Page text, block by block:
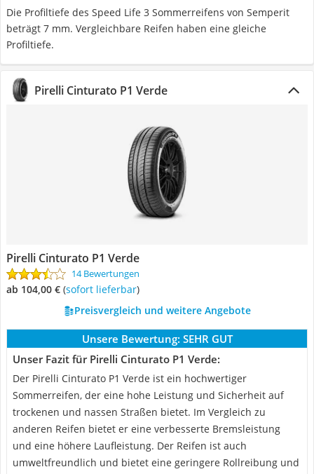
Die Profiltiefe des Speed Life 3 Sommerreifens von Semperit
beträgt 7 mm. Vergleichbare Reifen haben eine gleiche
Profiltiefe.
Pirelli Cinturato P1 Verde
Pirelli Cinturato P1 Verde
14 Bewertungen
ab 104,00 € ( Sofort lieferbar)
Preisvergleich und weitere Angebote
Unsere Bewertung: SEHR GUT
Unser Fazit für Pirelli Cinturato P1 Verde:
Der Pirelli Cinturato P1 Verde ist ein hochwertiger
Sommerreifen, der eine hohe Leistung und Sicherheit auf
trockenen und nassen Straßen bietet. Im Vergleich zu
anderen Reifen bietet er eine verbesserte Bremsleistung
und eine höhere Laufleistung. Der Reifen ist auch
umweltfreundlich und bietet eine geringere Rollreibung und